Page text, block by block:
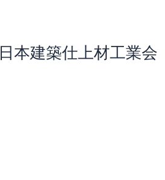
日本建築仕上材工業会